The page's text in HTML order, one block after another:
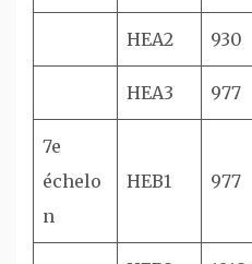
HEA2 930
HEA3 977
7e
échelo
n
HEB1 977